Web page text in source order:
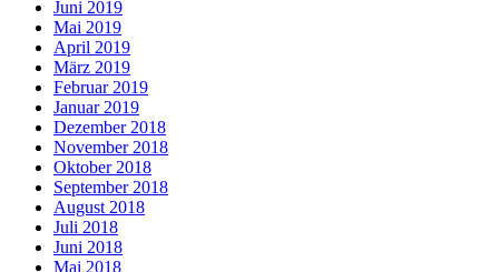
Juni 2019
Mai 2019
April 2019
März 2019
Februar 2019
Januar 2019
Dezember 2018
November 2018
Oktober 2018
September 2018
August 2018
Juli 2018
Juni 2018
Mai 2018